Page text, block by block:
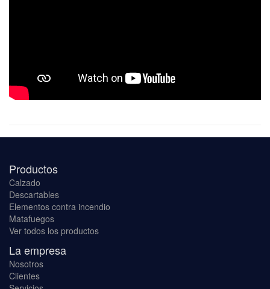
Productos
Calzado
Descartables
Elementos contra incendio
Matafuegos
Ver todos los productos
La empresa
Nosotros
Clientes